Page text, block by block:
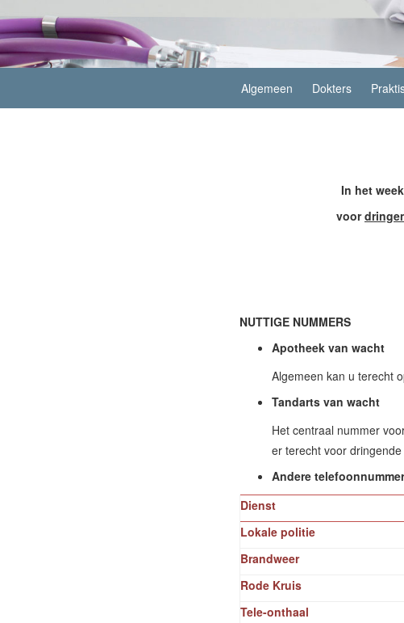
Algemeen Dokters
In het
voor
NUTTIGE NUMMERS
Apotheek van wacht
Algemeen kan u terecht
Tandarts van wacht
Het centraal nummer
er terecht voor
Andere
Dienst
Lokale politie
Brandweer
Rode Kruis
Tele-onthaal